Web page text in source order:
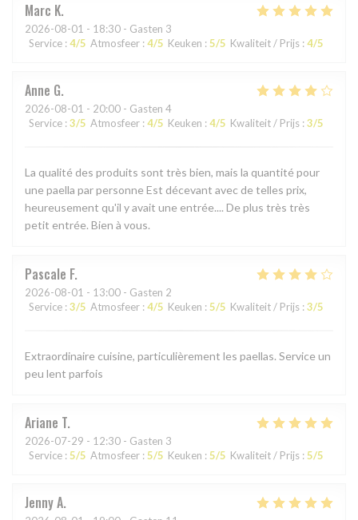
Marc K
2026-08-01 - 18:30 - Gasten 3
Service : 4/5 Atmosfeer : 4/5 Keuken : 5/5 Kwaliteit / Prijs : 4/5
Anne G
2026-08-01 - 20:00 - Gasten 4
Service : 3/5 Atmosfeer : 4/5 Keuken : 4/5 Kwaliteit / Prijs : 3/5
La qualité des produits sont très bien, mais la quantité pour
une paella par personne Est décevant avec de telles prix,
heureusement qu'il y avait une entrée.... De plus très très
petit entrée. Bien à vous.
Pascale F
2026-08-01 - 13:00 - Gasten 2
Service : 3/5 Atmosfeer : 4/5 Keuken : 5/5 Kwaliteit / Prijs : 3/5
Extraordinaire cuisine, particulièrement les paellas. Service un
peu lent parfois
Ariane T
2026-07-29 - 12:30 - Gasten 3
Service : 5/5 Atmosfeer : 5/5 Keuken : 5/5 Kwaliteit / Prijs : 5/5
JennyA